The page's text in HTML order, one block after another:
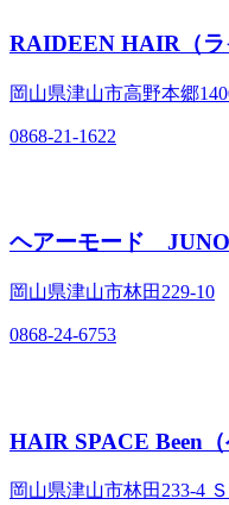
RAIDEEN HAIR（
岡山県津山市高野本郷
0868-21-1622
ヘアーモード
岡山県津山市林田229‐10
0868-24-6753
HAIR SPACE Been
岡山県津山市林田233‐4